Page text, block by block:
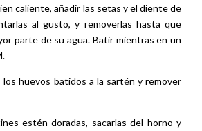
caliente, añadir las setas y el diente de
al gusto, y removerlas hasta que
parte de su agua. Batir mientras en un
huevos batidos a la sartén y remover
estén doradas, sacarlas del horno y